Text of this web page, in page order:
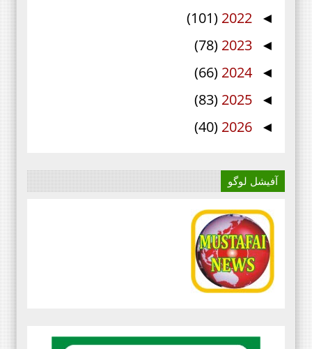
◄
2022
(101)
◄
2023
(78)
◄
2024
(66)
◄
2025
(83)
◄
2026
(40)
آفیشل لوگو